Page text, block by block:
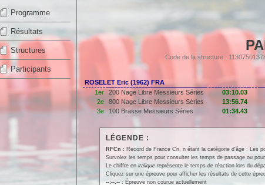
Programme
Résultats
Structures
Participants
Code de la structure :
ROSELET Eric (1962) FRA
1er
200 Nage Libre Messieurs Séries 03:10.03
2e 800 Nage Libre Messieurs Séries 13:56.74
3e 100 Brasse Messieurs Séries 01:34.43
LÉGENDE :
RFCn : Record de France Cn, n étant la catégorie d'âge ; Les
Survolez les temps pour consulter les temps de passage ou
Le chiffre en italiquereprésente le temps de réaction lors du
Cliquez sur une épreuve pour afficher les résultats de cette
--:--.--: Épreuve non courue actuellement